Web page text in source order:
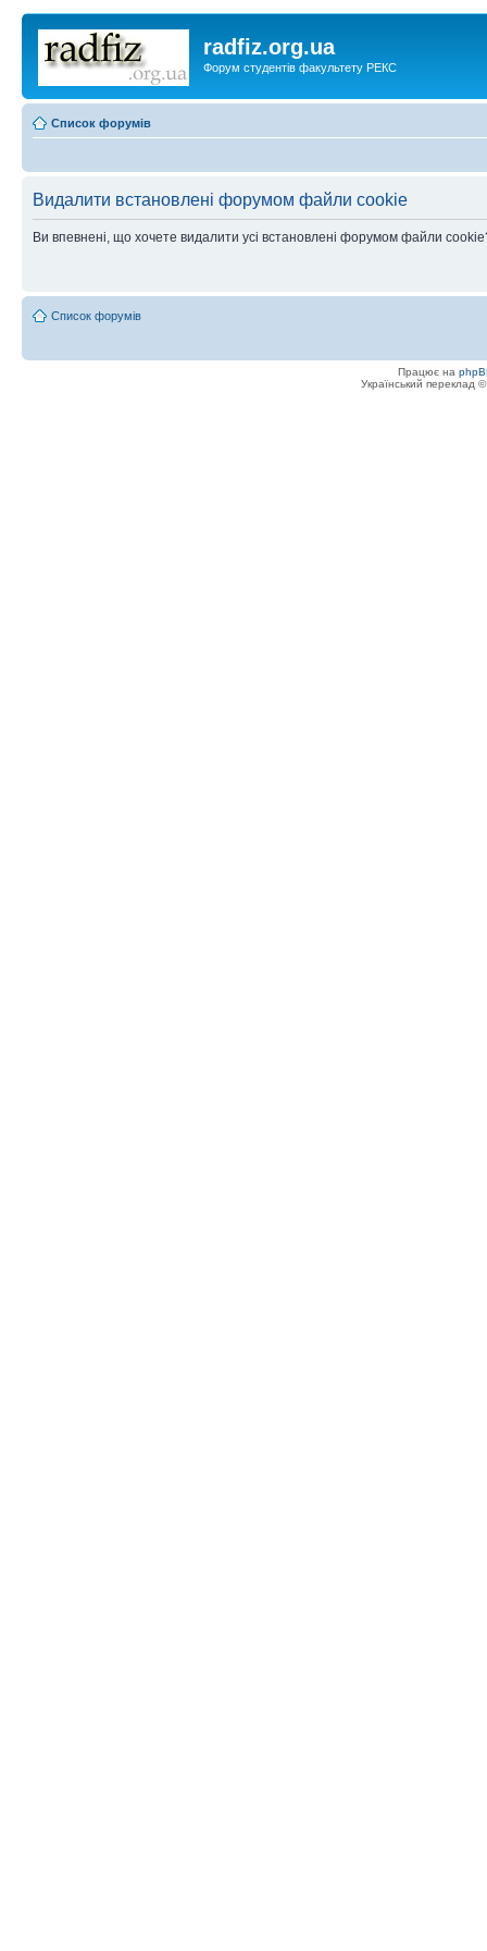
radfiz.org.ua
Форум студентів факультету РЕКС
Список форумів
Видалити встановлені форумом файли cookie
Ви впевнені, що хочете видалити усі встановлені форумом файли
Список форумів
Працює на
Український переклад